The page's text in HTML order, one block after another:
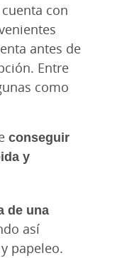
cuenta con
antes de
Entre
como
conseguir
y
de una
así
papeleo.